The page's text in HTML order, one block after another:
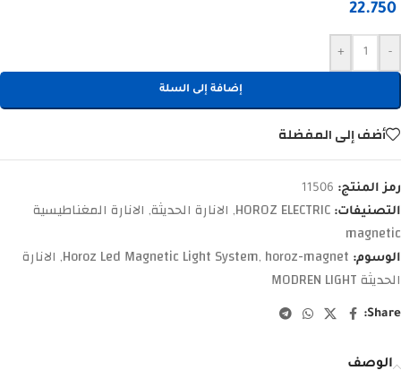
22.750
-
+
إضافة إلى السلة
أضف إلى المفضلة
رمز المنتج: 11506
التصنيفات: HOROZ ELECTRIC
, الانارة الحديثة, الانارة المغناطيسية
magnetic
الوسوم: Horoz Led Magnetic Light System, horoz-magnet
, الانارة
الحديثة MODREN LIGHT
Share:
الوصف